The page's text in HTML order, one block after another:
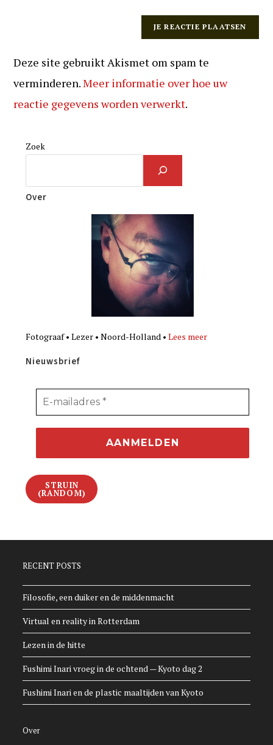
Deze site gebruikt Akismet om spam te
verminderen.Meer informatie over hoe uw
reactie gegevens worden verwerkt.
Zoek
Over
Fotograaf • Lezer • Noord-Holland •Lees meer
Nieuwsbrief
STRUIN
(RANDOM)
RECENT POSTS
Filosofie, een duiker en de middenmacht
Virtual en reality in Rotterdam
Lezen in de hitte
Fushimi Inari vroeg in de ochtend — Kyoto dag 2
Fushimi Inari en de plastic maaltijden van Kyoto
Over